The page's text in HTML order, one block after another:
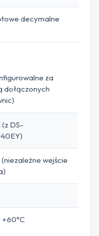
decymalne
za
dołączonych
DS-
(niezależne wejście
+60°C